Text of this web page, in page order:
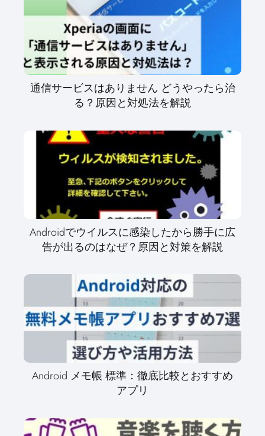
通信サービスはありません どうやったら治
る？原因と対処法を解説
Androidでウイルスに感染したから勝手に広
告が出るのはなぜ？原因と対策を解説
Android メモ帳 標準：徹底比較とおすすめ
アプリ